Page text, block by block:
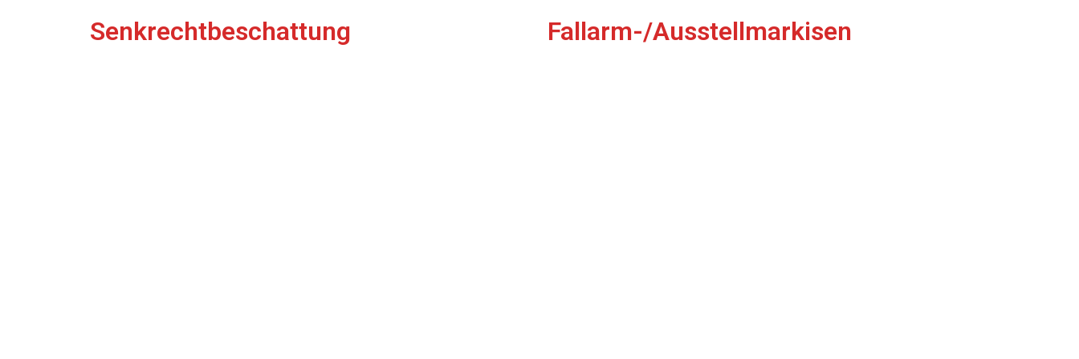
Senkrechtbeschattung Fallarm-/Ausstellmarkisen